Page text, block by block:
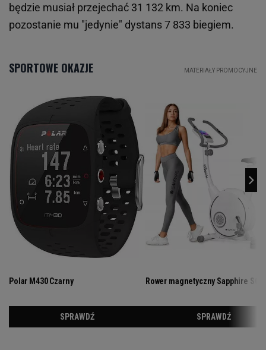
będzie musiał przejechać 31 132 km. Na koniec
pozostanie mu "jedynie" dystans 7 833 biegiem.